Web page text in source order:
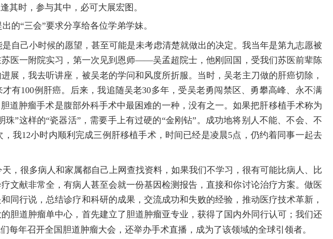
其时，参与其中，必可大展宏图。
的“三会”要求分享给各位学弟学妹。
自己小时候的愿望，甚至可能是未考虑清楚就做出的决定。我当年是第九志愿被
医一附院实习，第一次见到恩师——吴孟超院士，他刚回国，受我们苏医前辈陈
，我去听讲座，被吴老的学问和风度所折服。当时，吴老主刀做的肝癌切除，
才有100例肝癌。后来，我追随吴老30多年，受吴老勇闯禁区、勇攀高峰、永不满
道肿瘤手术是腹部外科手术中最困难的一种，没有之一。如果把肝移植手术称为
”这样的“瓷器活”，需要手上有过硬的“金刚钻”。成功地将别人不能、不会、不
，我12小时内顺利完成三例肝移植手术，时间已经是凌晨5点，仍约着同事一起去
，很多病人和家属都自己上网查找资料，如果我们不学习，很有可能比病人、比
文献非常全，有病人甚至会就一份基因检测报告，直接和你讨论治疗方案。做医
行说，总结诊疗和科研的成果，交流成功和失败的经验，推动医疗技术革新，
胆道肿瘤单中心，首先建立了胆道肿瘤亚专业，获得了国内外同行认可；我们还
每年召开全国胆道肿瘤大会，还举办手术直播，成为了该领域的全球引领者。